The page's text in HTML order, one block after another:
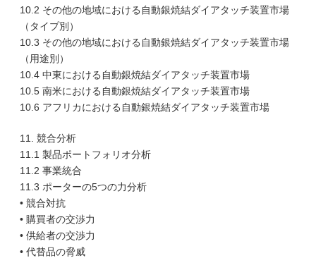
10.2 その他の地域における自動銀焼結ダイアタッチ装置市場
（タイプ別）
10.3 その他の地域における自動銀焼結ダイアタッチ装置市場
（用途別）
10.4 中東における自動銀焼結ダイアタッチ装置市場
10.5 南米における自動銀焼結ダイアタッチ装置市場
10.6 アフリカにおける自動銀焼結ダイアタッチ装置市場
11. 競合分析
11.1 製品ポートフォリオ分析
11.2 事業統合
11.3 ポーターの5つの力分析
• 競合対抗
• 購買者の交渉力
• 供給者の交渉力
• 代替品の脅威